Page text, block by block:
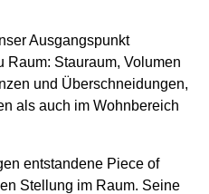
Ausgangspunkt
Stauraum, Volumen
und Überschneidungen,
als auch im Wohnbereich
entstandene Piece of
Stellung im Raum. Seine